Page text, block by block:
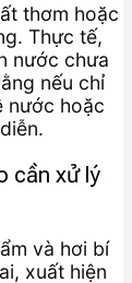
thơm hoặc
Thực tế,
nước chưa
nếu chỉ
nước hoặc
cần xử lý
và hơi bí
xuất hiện